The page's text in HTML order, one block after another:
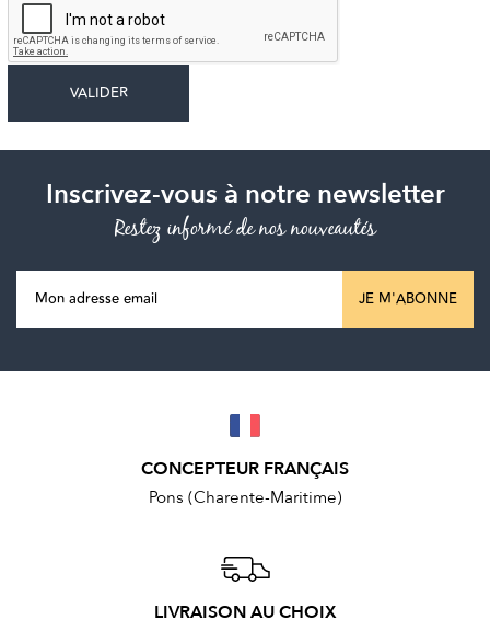
Inscrivez-vous à notre newsletter
Restez informé de nos nouveautés
JE M'ABONNE
CONCEPTEUR FRANÇAIS
Pons (Charente-Maritime)
LIVRAISON AU CHOIX